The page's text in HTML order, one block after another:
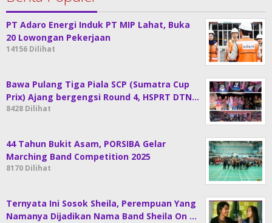
PT Adaro Energi Induk PT MIP Lahat, Buka
20 Lowongan Pekerjaan
14156 Dilihat
Bawa Pulang Tiga Piala SCP (Sumatra Cup
Prix) Ajang bergengsi Round 4, HSPRT DTN…
8428 Dilihat
44 Tahun Bukit Asam, PORSIBA Gelar
Marching Band Competition 2025
8170 Dilihat
Ternyata Ini Sosok Sheila, Perempuan Yang
Namanya Dijadikan Nama Band Sheila On …